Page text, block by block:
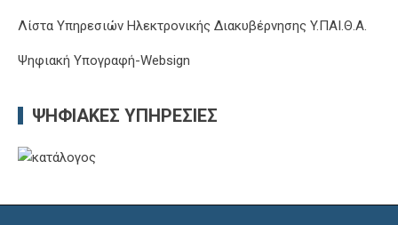
Λίστα Υπηρεσιών Ηλεκτρονικής Διακυβέρνησης Y.ΠΑΙ.Θ.Α.
Ψηφιακή Υπογραφή-Websign
ΨΗΦΙΑΚΈΣ ΥΠΗΡΕΣΊΕΣ